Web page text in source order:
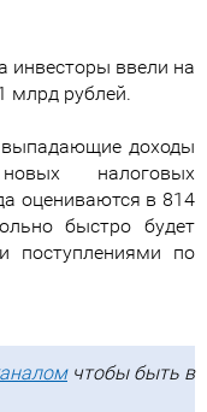
инвесторы ввели на
млрд рублей.
выпадающие доходы
налоговых
оцениваются в 814
быстро будет
поступлениями по
чтобы быть в